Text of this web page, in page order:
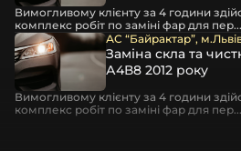
партнерські сервіси готові
Україні.
Ми опанували мистецтво
тисячі задоволених клієнтів.
наявність на складі, свіжі
швидке доставлення та висока
Вимогливому клієнту за 4 години
комплекс робіт по заміні фар для пер...
АС “Байрактар”,
Заміна скла та
А4В8 2012 року
Вимогливому клієнту за 4 години
комплекс робіт по заміні фар для пер...